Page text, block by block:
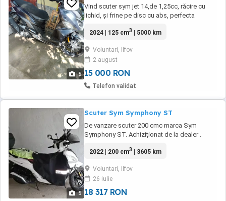
5
Vind scuter sym jet 14,de 1,25cc, răcire cu
lichid, și frine pe disc cu abs, perfecta
nefolosit iarna sau curierat
2024 | 125 cm3 | 5000 km
Voluntari, Ilfov
2 august
15 000 RON
Telefon validat
5
Scuter Sym Symphony ST
De vanzare scuter 200 cmc marca Sym
Symphony ST. Achiziționat de la dealer .
2027. Revizii efectuate la timp (factura
verificabili. Culoare alb perlat. Nu prezintă
lovituri zgârieturi. Dotări suplimentare parbriz
...
2022 | 200 cm3 | 3605 km
Voluntari, Ilfov
26 iulie
18 317 RON